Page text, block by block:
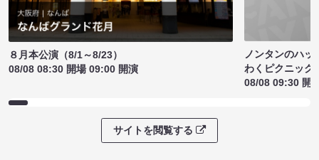
８月本公演（8/1～8/23）
08/08 08:30 開場 09:00 開演
ノンタンのハッ
わくピクニック
08/08 09:30 開
サイトを閲覧する